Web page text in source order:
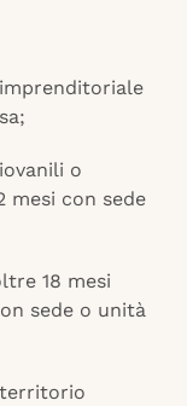
o
mesi con sede
18 mesi
sede o unità
territorio